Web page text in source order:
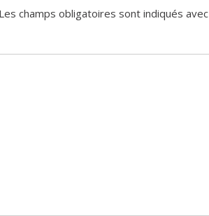
Les champs obligatoires sont indiqués avec